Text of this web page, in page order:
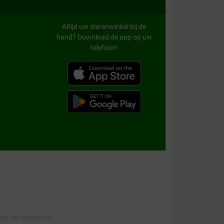
verschil in de hond we blijven hopen.
Altijd uw dierenwinkel bij de
hand? Download de app op uw
telefoon!